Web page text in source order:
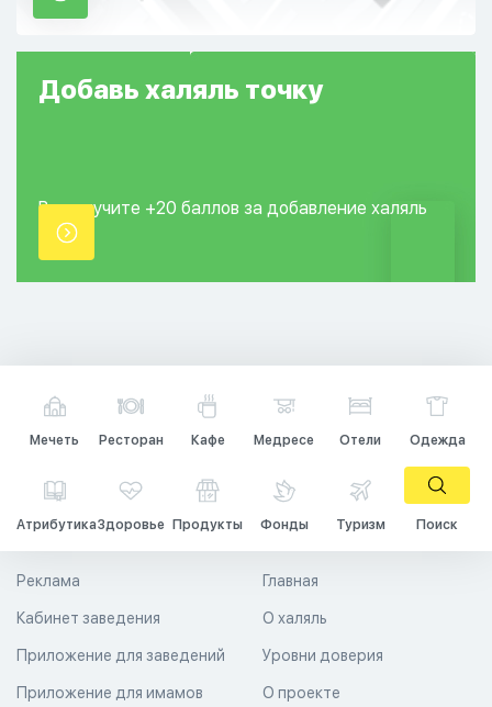
Добавь халяль точку
Вы получите +20 баллов за добавление халяль
точки.
Мечеть Ресторан Кафе Медресе Отели Одежда
АтрибутикаЗдоровье Продукты Фонды Туризм Поиск
Главная
О халяль
Уровни доверия
Реклама
Кабинет заведения
Приложение для заведений
Приложение для имамов О проекте